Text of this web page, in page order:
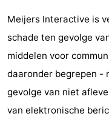
Bowlen
-
centra
Dorpen
Meijers Interactive is
schade ten gevolge
middelen voor
daaronder begrepen -
gevolge van niet
van elektronische